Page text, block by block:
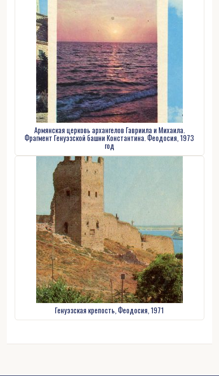
Армянская церковь архангелов Гавриила и Михаила.
Фрагмент Генуэзской башни Константина. Феодосия, 1973
год
Генуэзская крепость, Феодосия, 1971